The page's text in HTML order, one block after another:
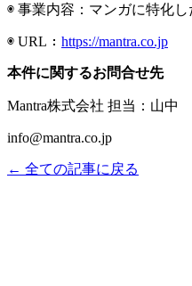
◉ 事業内容：マンガに特化
◉ URL： https://mantra.co.jp
本件に関するお問合せ先
Mantra株式会社 担当：山中
info@mantra.co.jp
← 全ての記事に戻る